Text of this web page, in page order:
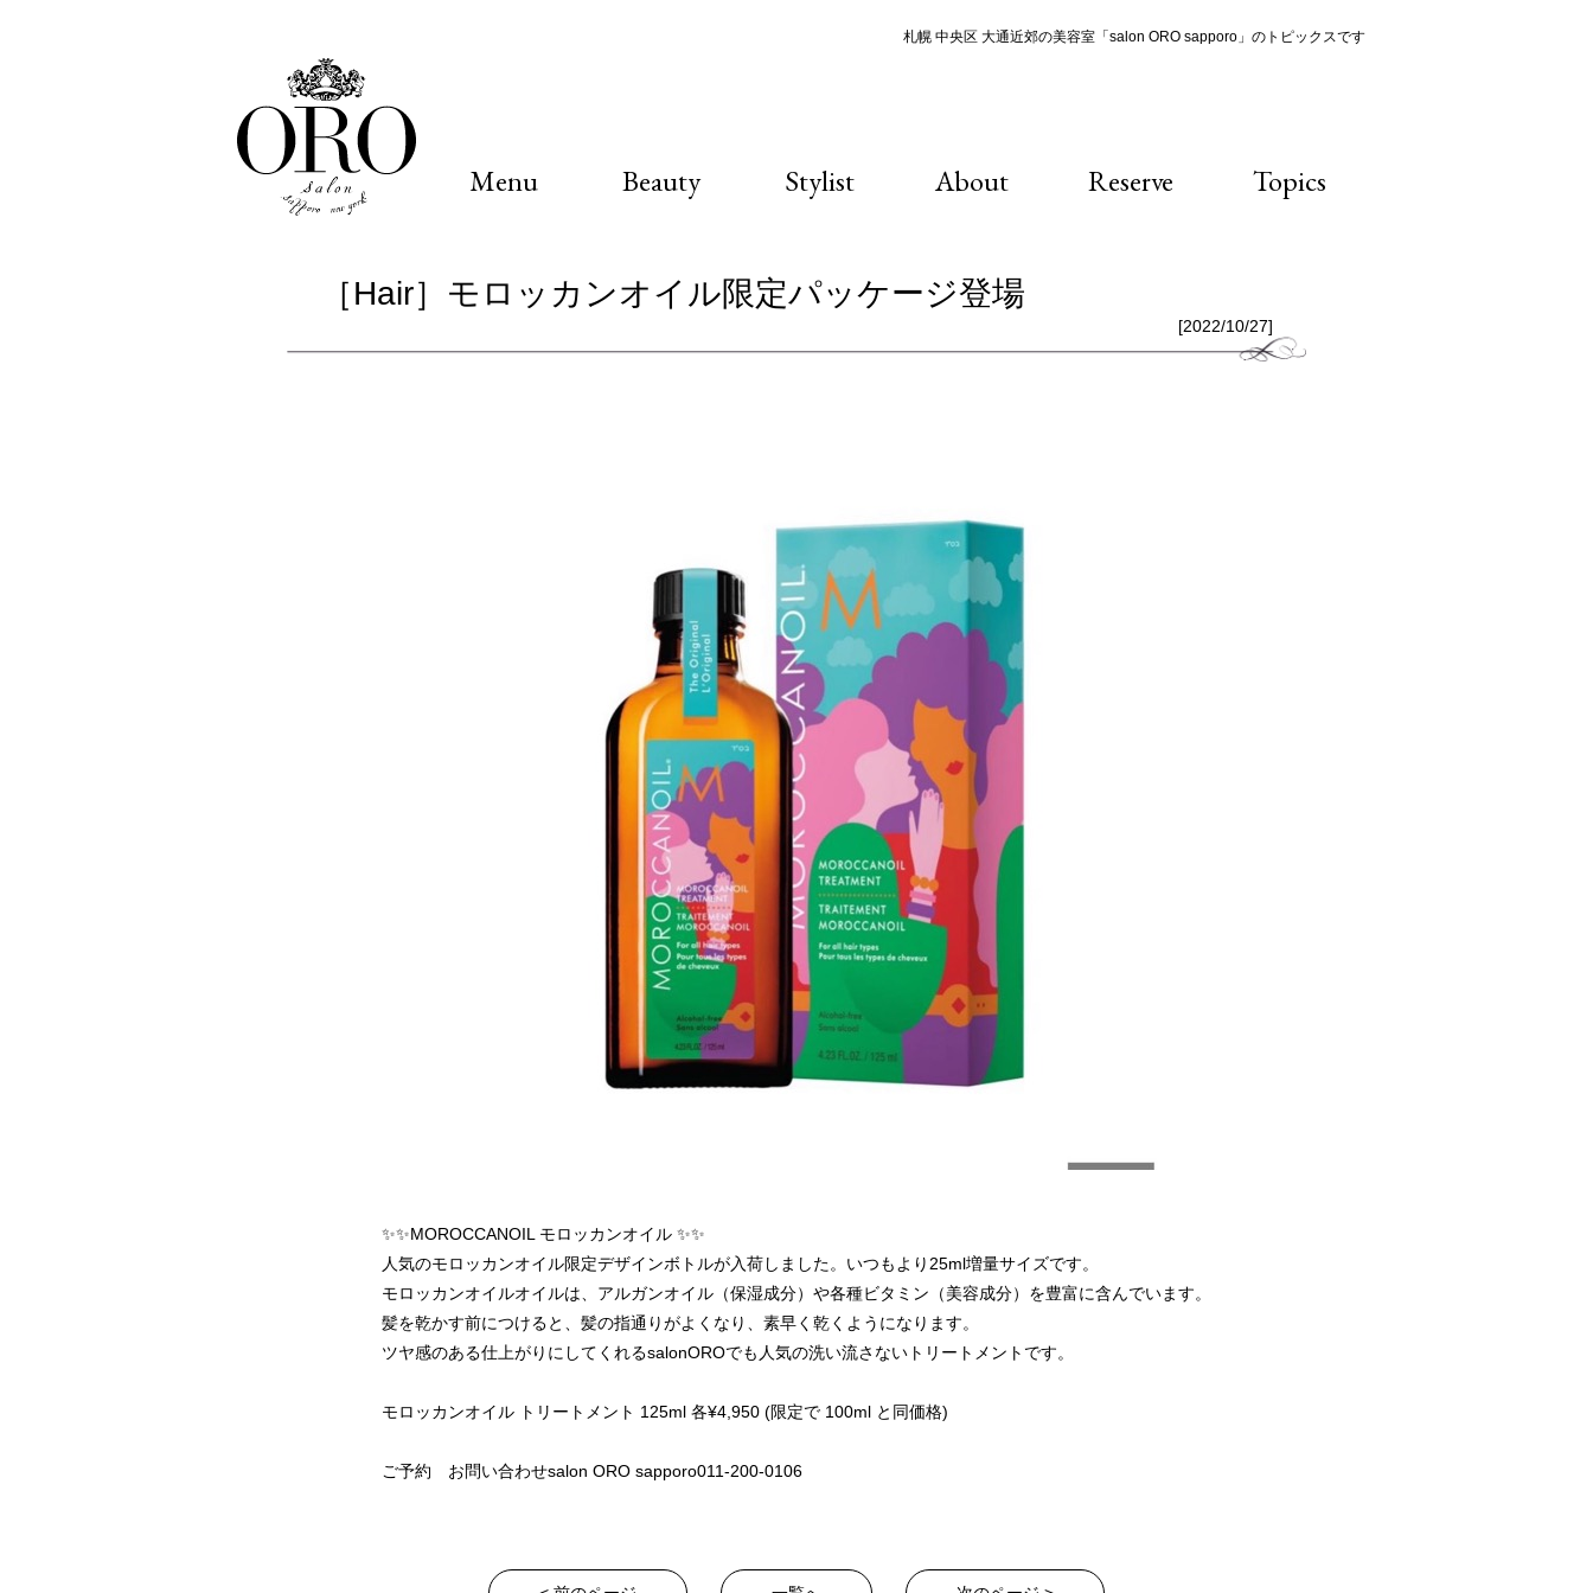
札幌 中央区 大通近郊の美容室「salon ORO sapporo」のトピックスです
Menu Beauty Stylist About Reserve Topics
［Hair］モロッカンオイル限定パッケージ登場
[2022/10/27]
✨✨MOROCCANOIL モロッカンオイル ✨✨
人気のモロッカンオイル限定デザインボトルが入荷しました。いつもより25ml増量サイズです。
モロッカンオイルオイルは、アルガンオイル（保湿成分）や各種ビタミン（美容成分）を豊富に含んでいます。
髪を乾かす前につけると、髪の指通りがよくなり、素早く乾くようになります。
ツヤ感のある仕上がりにしてくれるsalonOROでも人気の洗い流さないトリートメントです。
モロッカンオイル トリートメント 125ml 各¥4,950 (限定で 100ml と同価格)
ご予約 お問い合わせsalon ORO sapporo011-200-0106